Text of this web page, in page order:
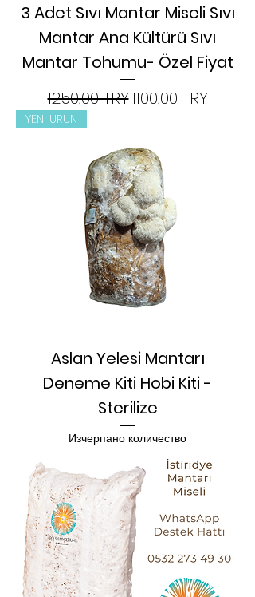
3 Adet Sıvı Mantar Miseli Sıvı
Mantar Ana Kültürü Sıvı
Mantar Tohumu- Özel Fiyat
Редовна цена
1250,00 TRYПродажна цена
1100,00 TRY
YENİ ÜRÜN
Aslan Yelesi Mantarı
Deneme Kiti Hobi Kiti -
Sterilize
Изчерпано количество